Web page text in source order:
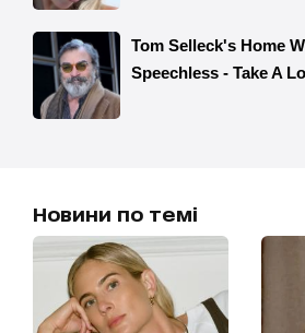
Новини по темі